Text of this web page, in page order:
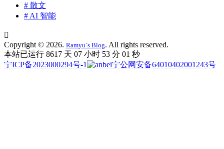
# 散文
# AI 智能

Copyright © 2026. Ramyu`s Blog. All rights reserved.
本站已运行 8617 天 07 小时 53 分 02 秒
宁ICP备2023000294号-1
宁公网安备64010402001243号